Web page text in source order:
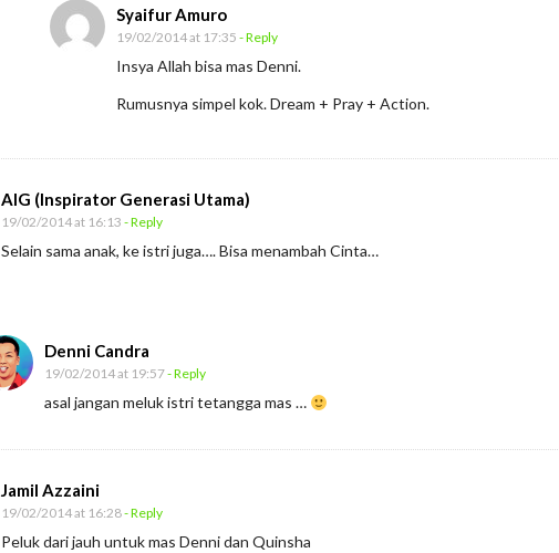
Syaifur Amuro
19/02/2014 at 17:35 - Reply
Insya Allah bisa mas Denni.
Rumusnya simpel kok. Dream + Pray + Action.
AIG (Inspirator Generasi Utama)
19/02/2014 at 16:13 - Reply
Selain sama anak, ke istri juga…. Bisa menambah Cinta…
Denni Candra
19/02/2014 at 19:57- Reply
asal jangan meluk istri tetangga mas …
Jamil Azzaini
19/02/2014 at 16:28- Reply
Peluk dari jauh untuk mas Denni dan Quinsha